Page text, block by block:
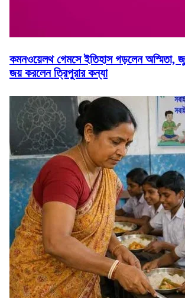
কমনওয়েলথ গেমসে ইতিহাস গড়লেন অস্মিতা,
জয় করলেন ত্রিপুরার কন্যা